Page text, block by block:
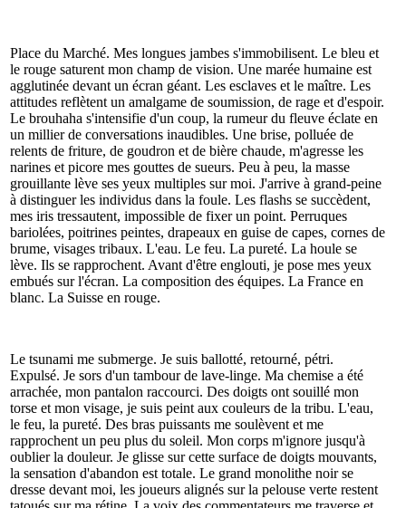
Place du Marché. Mes longues jambes s'immobilisent. Le bleu et
le rouge saturent mon champ de vision. Une marée humaine est
agglutinée devant un écran géant. Les esclaves et le maître. Les
attitudes reflètent un amalgame de soumission, de rage et d'espoir.
Le brouhaha s'intensifie d'un coup, la rumeur du fleuve éclate en
un millier de conversations inaudibles. Une brise, polluée de
relents de friture, de goudron et de bière chaude, m'agresse les
narines et picore mes gouttes de sueurs. Peu à peu, la masse
grouillante lève ses yeux multiples sur moi. J'arrive à grand-peine
à distinguer les individus dans la foule. Les flashs se succèdent,
mes iris tressautent, impossible de fixer un point. Perruques
bariolées, poitrines peintes, drapeaux en guise de capes, cornes de
brume, visages tribaux. L'eau. Le feu. La pureté. La houle se
lève. Ils se rapprochent. Avant d'être englouti, je pose mes yeux
embués sur l'écran. La composition des équipes. La France en
blanc. La Suisse en rouge.
Le tsunami me submerge. Je suis ballotté, retourné, pétri.
Expulsé. Je sors d'un tambour de lave-linge. Ma chemise a été
arrachée, mon pantalon raccourci. Des doigts ont souillé mon
torse et mon visage, je suis peint aux couleurs de la tribu. L'eau,
le feu, la pureté. Des bras puissants me soulèvent et me
rapprochent un peu plus du soleil. Mon corps m'ignore jusqu'à
oublier la douleur. Je glisse sur cette surface de doigts mouvants,
la sensation d'abandon est totale. Le grand monolithe noir se
dresse devant moi, les joueurs alignés sur la pelouse verte restent